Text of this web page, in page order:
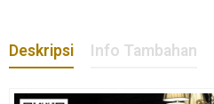
Deskripsi Info Tambahan